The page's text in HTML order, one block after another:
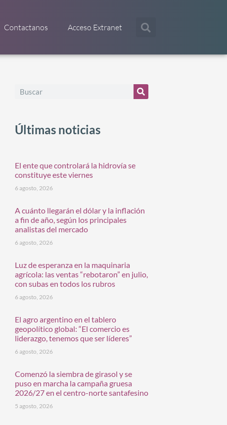
Contactanos Acceso Extranet
Últimas noticias
El ente que controlará la hidrovía se
constituye este viernes
6 agosto, 2026
A cuánto llegarán el dólar y la inflación
a fin de año, según los principales
analistas del mercado
6 agosto, 2026
Luz de esperanza en la maquinaria
agrícola: las ventas “rebotaron” en julio,
con subas en todos los rubros
6 agosto, 2026
El agro argentino en el tablero
geopolítico global: “El comercio es
liderazgo, tenemos que ser líderes”
6 agosto, 2026
Comenzó la siembra de girasol y se
puso en marcha la campaña gruesa
2026/27 en el centro-norte santafesino
5 agosto, 2026